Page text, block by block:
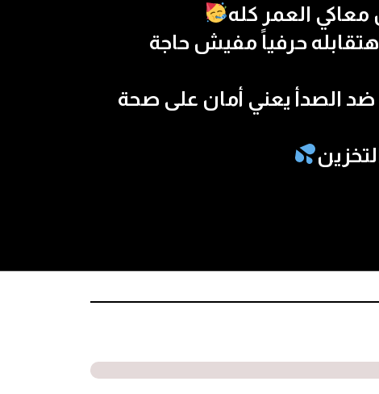
العمر كله
حرفياً مفيش حاجة
الصدأ يعني أمان على صحة